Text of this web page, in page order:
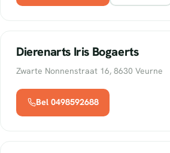
Dierenarts Iris Bogaerts
Zwarte Nonnenstraat 16, 8630 Veurne
Bel 0498592688